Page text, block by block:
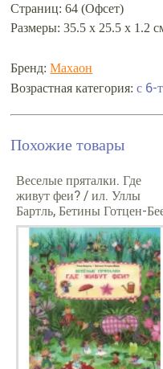
Страниц: 64 (Офсет)
Размеры: 35.5 x 25.5 x 1.2
Бренд:Махаон
Возрастная категория:с 6-
Похожие товары
Веселые пряталки. Где
живут феи? / ил. Уллы
Бартль, Бетины Готцен-
, пер. с нем. К. Д.